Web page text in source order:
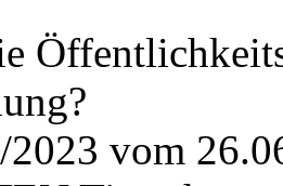
2023 vom